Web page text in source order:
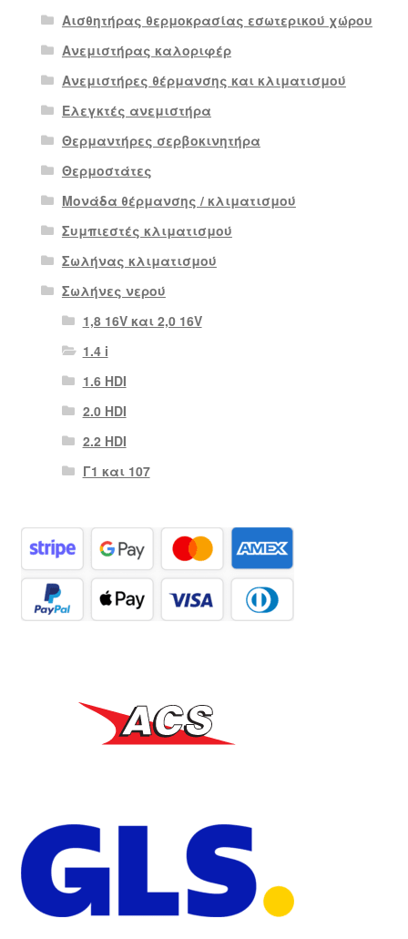
Αισθητήρας θερμοκρασίας εσωτερικού χώρου
Ανεμιστήρας καλοριφέρ
Ανεμιστήρες θέρμανσης και κλιματισμού
Ελεγκτές ανεμιστήρα
Θερμαντήρες σερβοκινητήρα
Θερμοστάτες
Μονάδα θέρμανσης / κλιματισμού
Συμπιεστές κλιματισμού
Σωλήνας κλιματισμού
Σωλήνες νερού
1,8 16V και 2,0 16V
1.4 i
1.6 HDI
2.0 HDI
2.2 HDI
Γ1 και 107